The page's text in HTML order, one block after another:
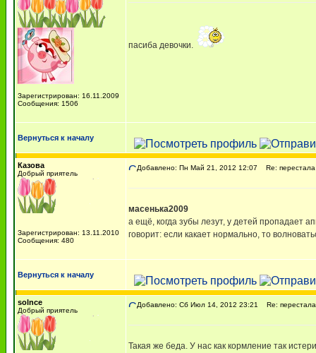
Зарегистрирован: 16.11.2009
Сообщения: 1506
пасиба девочки.
Вернуться к началу
Казова
Добрый приятель
Зарегистрирован: 13.11.2010
Сообщения: 480
Добавлено: Пн Май 21, 2012 12:07 Re: перестала
масенька2009
а ещё, когда зубы лезут, у детей пропадает
говорит: если какает нормально, то
Вернуться к началу
solnce
Добрый приятель
Добавлено: Сб Июл 14, 2012 23:21 Re: перестала
Такая же беда. У нас как кормление так